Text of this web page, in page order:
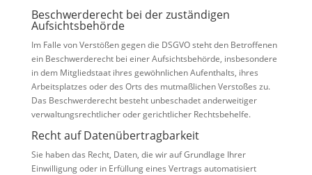
Beschwerde­recht bei der zuständigen
Aufsichts­behörde
Im Falle von Verstößen gegen die DSGVO steht den Betroffenen
ein Beschwerderecht bei einer Aufsichtsbehörde, insbesondere
in dem Mitgliedstaat ihres gewöhnlichen Aufenthalts, ihres
Arbeitsplatzes oder des Orts des mutmaßlichen Verstoßes zu.
Das Beschwerderecht besteht unbeschadet anderweitiger
verwaltungsrechtlicher oder gerichtlicher Rechtsbehelfe.
Recht auf Daten­übertrag­barkeit
Sie haben das Recht, Daten, die wir auf Grundlage Ihrer
Einwilligung oder in Erfüllung eines Vertrags automatisiert